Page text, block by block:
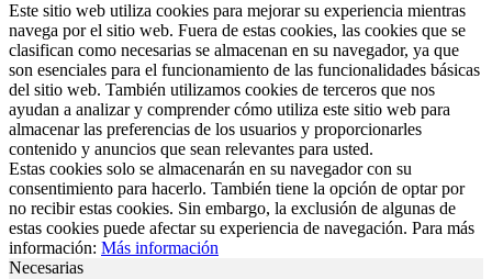
Este sitio web utiliza cookies para mejorar su experiencia mientras
navega por el sitio web. Fuera de estas cookies, las cookies que se
clasifican como necesarias se almacenan en su navegador, ya que
son esenciales para el funcionamiento de las funcionalidades básicas
del sitio web. También utilizamos cookies de terceros que nos
ayudan a analizar y comprender cómo utiliza este sitio web para
almacenar las preferencias de los usuarios y proporcionarles
contenido y anuncios que sean relevantes para usted.
Estas cookies solo se almacenarán en su navegador con su
consentimiento para hacerlo. También tiene la opción de optar por
no recibir estas cookies. Sin embargo, la exclusión de algunas de
estas cookies puede afectar su experiencia de navegación. Para más
información: Más información
Necesarias